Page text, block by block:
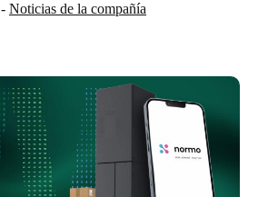
- Noticias de la compañía